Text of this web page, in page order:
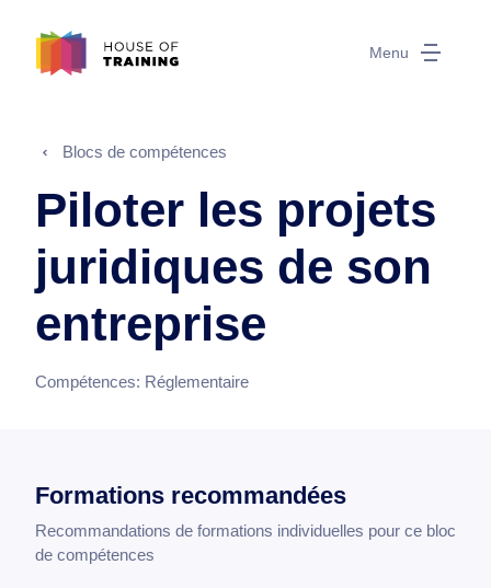
Menu
Blocs de compétences
Piloter les projets
juridiques de son
entreprise
Compétences: Réglementaire
Formations recommandées
Recommandations de formations individuelles pour ce bloc
de compétences